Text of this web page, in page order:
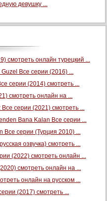
девушку ...
смотреть онлайн турецкий ...
Все серии (2016) ...
серии (2014) смотреть ...
смотреть онлайн на ...
серии (2021) смотреть ...
Bana Kalan Все серии ...
Все серии (Турция 2010) ...
озвучка) смотреть ...
(2022) смотреть онлайн ...
смотреть онлайн на ...
онлайн на русском ...
(2017) смотреть ...